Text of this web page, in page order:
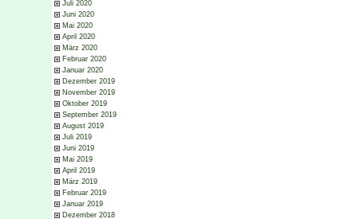
Juli 2020
Juni 2020
Mai 2020
April 2020
März 2020
Februar 2020
Januar 2020
Dezember 2019
November 2019
Oktober 2019
September 2019
August 2019
Juli 2019
Juni 2019
Mai 2019
April 2019
März 2019
Februar 2019
Januar 2019
Dezember 2018